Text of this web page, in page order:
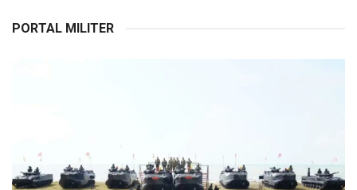
PORTAL MILITER